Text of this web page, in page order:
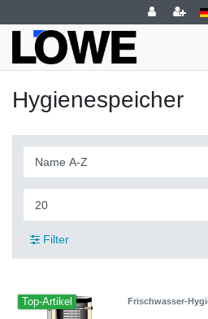
Hygienespeicher
Filter
Top-Artikel Frischwasser-